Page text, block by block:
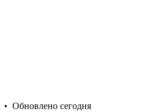
• Обновлено сегодня